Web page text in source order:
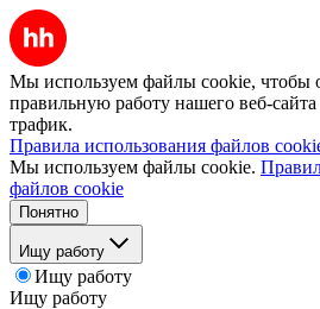
Мы используем файлы cookie, чтобы
правильную работу нашего веб-сайта
трафик.
Правила использования файлов
Мы используем файлы cookie.
файлов cookie
Понятно
Ищу работу
Ищу работу
Ищу работу